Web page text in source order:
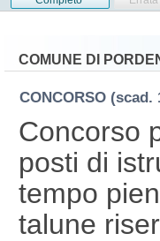
COMUNE DI
CONCORSO (scad.
Concorso
posti di
tempo
talune